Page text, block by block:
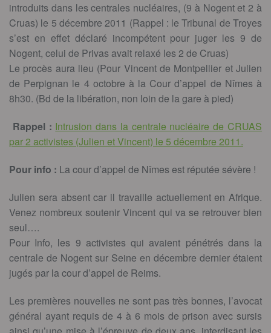
introduits dans les centrales nucléaires, (9 à Nogent et 2 à
Cruas) le 5 décembre 2011 (Rappel : le Tribunal de Troyes
s’est en effet déclaré incompétent pour juger les 9 de
Nogent, celui de Privas avait relaxé les 2 de Cruas)
Le procès aura lieu (Pour Vincent de Montpellier et Julien
de Perpignan le 4 octobre à la Cour d’appel de Nîmes à
8h30. (Bd de la libération, non loin de la gare à pied)
Rappel : Intrusion dans la centrale nucléaire de CRUAS
par 2 activistes (Julien et Vincent) le 5 décembre 2011.
Pour info : La cour d’appel de Nîmes est réputée sévère !
Julien sera absent car il travaille actuellement en Afrique.
Venez nombreux soutenir Vincent qui va se retrouver bien
seul….
Pour Info, les 9 activistes qui avaient pénétrés dans la
centrale de Nogent sur Seine en décembre dernier étaient
jugés par la cour d’appel de Reims.
Les premières nouvelles ne sont pas très bonnes, l’avocat
général ayant requis de 4 à 6 mois de prison avec sursis